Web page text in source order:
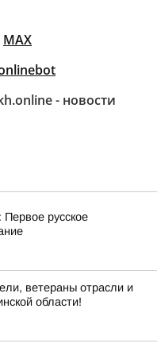
MAX
- новости
русское
ветераны отрасли и
области!